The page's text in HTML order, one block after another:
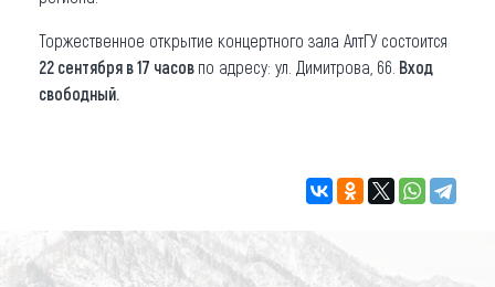
Торжественное открытие концертного зала АлтГУ состоится
22 сентября в 17 часов по адресу: ул. Димитрова, 66. Вход
свободный.